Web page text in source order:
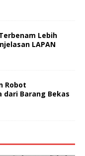
Lebih
LAPAN
Robot
dari Barang Bekas